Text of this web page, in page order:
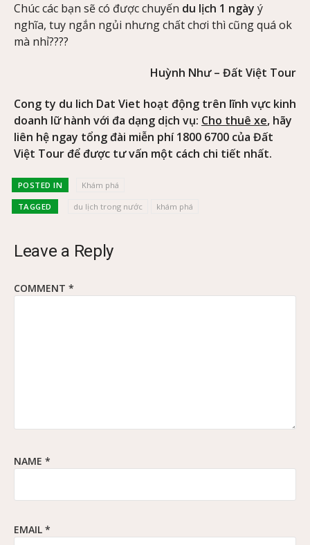
Chúc các bạn sẽ có được chuyến du lịch 1 ngày ý
nghĩa, tuy ngắn ngủi nhưng chất chơi thì cũng quá ok
mà nhỉ????
Huỳnh Như – Đất Việt Tour
Cong ty du lich Dat Viet hoạt động trên lĩnh vực kinh
doanh lữ hành với đa dạng dịch vụ: Cho thuê xe, hãy
liên hệ ngay tổng đài miễn phí 1800 6700 của Đất
Việt Tour để được tư vấn một cách chi tiết nhất.
POSTED IN Khám phá
TAGGED du lịch trong nước khám phá
Leave a Reply
COMMENT *
NAME *
EMAIL *